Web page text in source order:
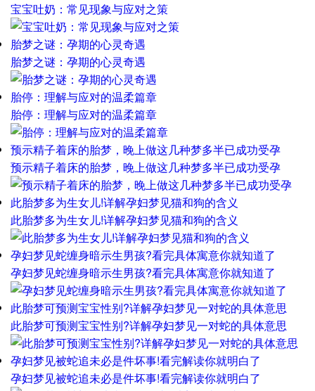
宝宝吐奶：常见现象与应对之策
胎梦之谜：孕期的心灵奇遇
胎梦之谜：孕期的心灵奇遇
胎停：理解与应对的温柔篇章
胎停：理解与应对的温柔篇章
预示精子着床的胎梦，晚上做这几种梦多半已成功受孕
预示精子着床的胎梦，晚上做这几种梦多半已成功受孕
此胎梦多为生女儿!详解孕妇梦见猫和狗的含义
此胎梦多为生女儿!详解孕妇梦见猫和狗的含义
孕妇梦见蛇缠身暗示生男孩?看完具体寓意你就知道了
孕妇梦见蛇缠身暗示生男孩?看完具体寓意你就知道了
此胎梦可预测宝宝性别?详解孕妇梦见一对蛇的具体意思
此胎梦可预测宝宝性别?详解孕妇梦见一对蛇的具体意思
孕妇梦见被蛇追未必是件坏事!看完解读你就明白了
孕妇梦见被蛇追未必是件坏事!看完解读你就明白了